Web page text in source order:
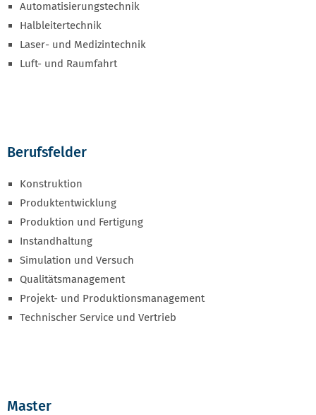
Automatisierungstechnik
Halbleitertechnik
Laser- und Medizintechnik
Luft- und Raumfahrt
Berufsfelder
Konstruktion
Produktentwicklung
Produktion und Fertigung
Instandhaltung
Simulation und Versuch
Qualitätsmanagement
Projekt- und Produktionsmanagement
Technischer Service und Vertrieb
Master